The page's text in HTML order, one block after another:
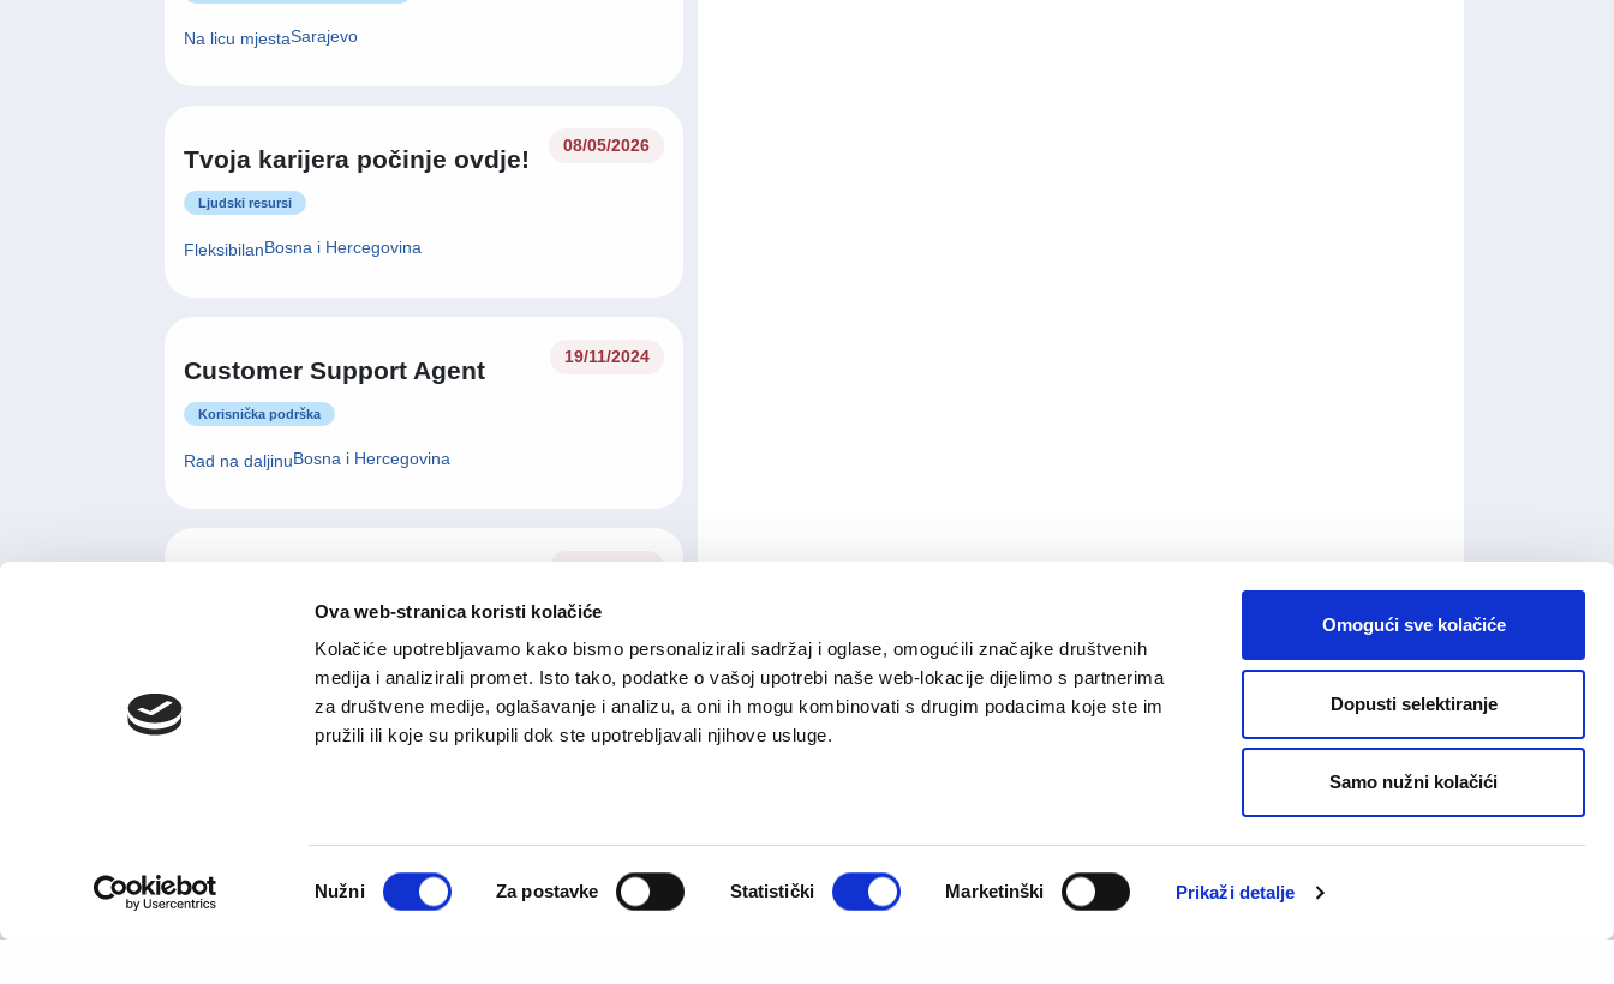
Ova web-stranica koristi kolačiće
Kolačiće upotrebljavamo kako bismo personalizirali sadržaj i oglase, omogućili značajke društvenih
medija i analizirali promet. Isto tako, podatke o vašoj upotrebi naše web-lokacije dijelimo s partnerima
za društvene medije, oglašavanje i analizu, a oni ih mogu kombinovati s drugim podacima koje ste im
pružili ili koje su prikupili dok ste upotrebljavali njihove usluge.
Selection
Nužni Za postavke Statistički Marketinški Prikaži detalje
Omogući sve kolačiće
Dopusti selektiranje
Samo nužni kolačići
Na licu mjestaSarajevo
Tvoja karijera počinje ovdje!
08/05/2026
Ljudski resursi
FleksibilanBosna i Hercegovina
Customer Support Agent
19/11/2024
Korisnička podrška
Rad na daljinuBosna i Hercegovina
06/11/2024
Na licu mjesta, Fleksibilan, Hibridni model rada, Bosna i
Na licu mjesta